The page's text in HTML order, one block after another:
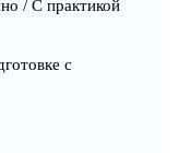
/ С практикой
с